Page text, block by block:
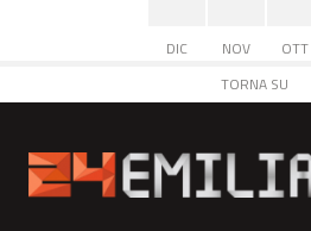
DIC NOV OTT
TORNA SU